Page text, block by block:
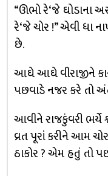
“ઊભો રે‘જે ઘોડાના
રે‘જે ચોર !” એવી ધા
છે.
આઘે આઘે વીરાજીને
પછવાડે નજર કરે તો
આવીને રાજકુંવરી ભર્યે
વ્રત પૂરાં કરીને આમ
ઠાકોર ? એમ હતું તો